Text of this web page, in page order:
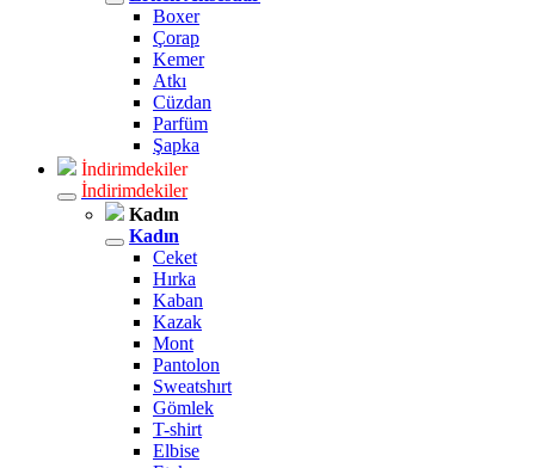
Boxer
Çorap
Kemer
Atkı
Cüzdan
Parfüm
Şapka
İndirimdekiler
İndirimdekiler
Kadın
Kadın
Ceket
Hırka
Kaban
Kazak
Mont
Pantolon
Sweatshırt
Gömlek
T-shirt
Elbise